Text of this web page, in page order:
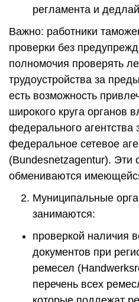
регламента и
Важно: работники
проверки без
полномочия проверять
трудоустройства за
есть возможность
широкого круга органов
федерального агентства
федеральное сетевое
(Bundesnetzagentur). Эти
обмениваются
Муниципальные
занимаются:
проверкой наличия
документов при
ремесел
перечень всех